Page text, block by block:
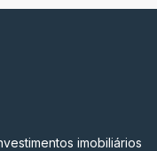
imobiliários